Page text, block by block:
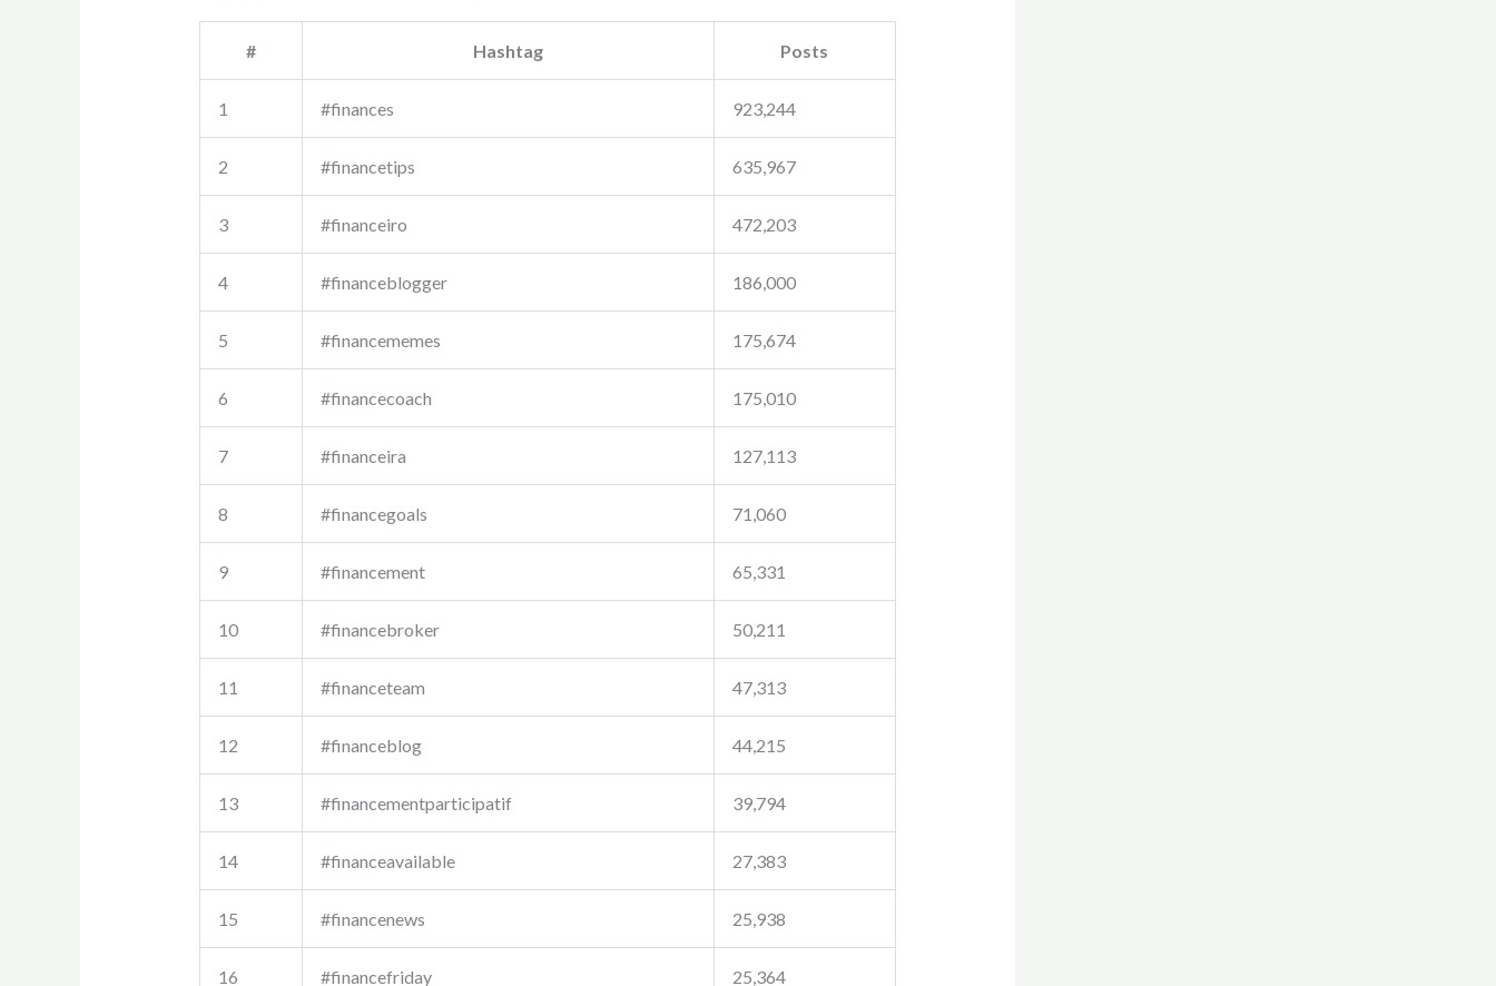
# Hashtag Posts
1 #finances 923,244
2 #financetips 635,967
3 #financeiro 472,203
4 #financeblogger 186,000
5 #financememes 175,674
6 #financecoach 175,010
7 #financeira 127,113
8 #financegoals 71,060
9 #financement 65,331
10 #financebroker 50,211
11 #financeteam 47,313
12 #financeblog 44,215
13 #financementparticipatif 39,794
14 #financeavailable 27,383
15 #financenews 25,938
16 #financefriday 25,364